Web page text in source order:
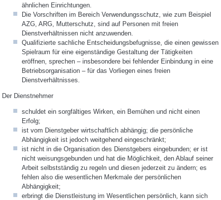
ähnlichen Einrichtungen.
Die Vorschriften im Bereich Verwendungsschutz, wie zum Beispiel
AZG, ARG, Mutterschutz, sind auf Personen mit freien
Dienstverhältnissen nicht anzuwenden.
Qualifizierte sachliche Entscheidungsbefugnisse, die einen gewissen
Spielraum für eine eigenständige Gestaltung der Tätigkeiten
eröffnen, sprechen – insbesondere bei fehlender Einbindung in eine
Betriebsorganisation – für das Vorliegen eines freien
Dienstverhältnisses.
Der Dienstnehmer
schuldet ein sorgfältiges Wirken, ein Bemühen und nicht einen
Erfolg;
ist vom Dienstgeber wirtschaftlich abhängig; die persönliche
Abhängigkeit ist jedoch weitgehend eingeschränkt;
ist nicht in die Organisation des Dienstgebers eingebunden; er ist
nicht weisungsgebunden und hat die Möglichkeit, den Ablauf seiner
Arbeit selbstständig zu regeln und diesen jederzeit zu ändern; es
fehlen also die wesentlichen Merkmale der persönlichen
Abhängigkeit;
erbringt die Dienstleistung im Wesentlichen persönlich, kann sich